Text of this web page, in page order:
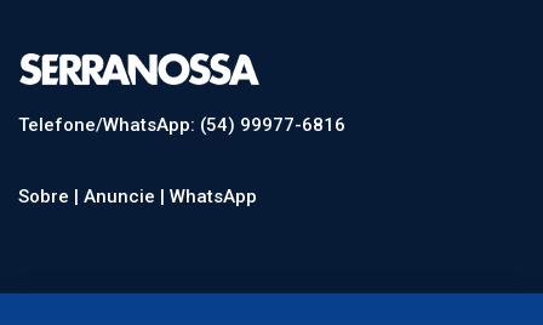
Telefone/WhatsApp: (54) 99977-6816
Sobre | Anuncie | WhatsApp